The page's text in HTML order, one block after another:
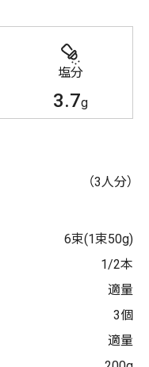
塩分
3.7g
（3人分）
6束(1束50g)
1/2本
適量
3個
適量